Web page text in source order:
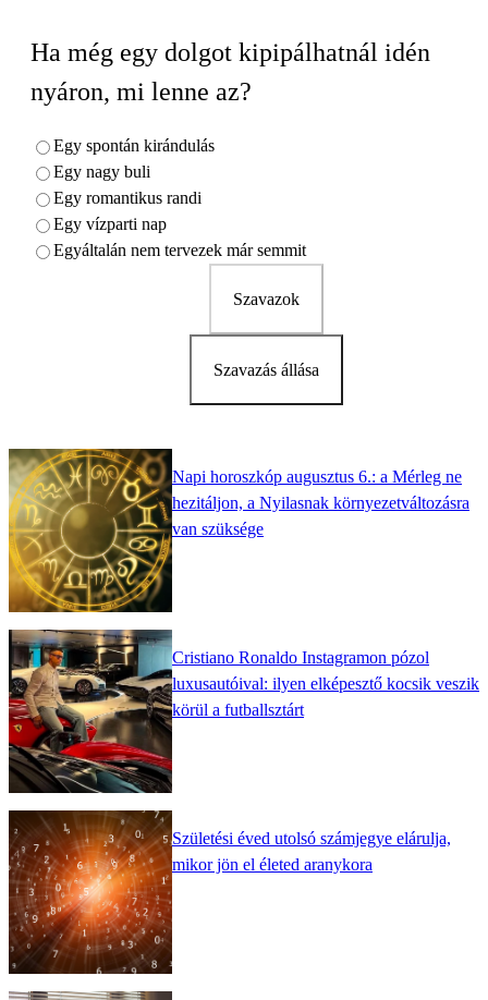
Ha még egy dolgot kipipálhatnál idén
nyáron, mi lenne az?
Egy spontán kirándulás
Egy nagy buli
Egy romantikus randi
Egy vízparti nap
Egyáltalán nem tervezek már semmit
Szavazok
Szavazás állása
Napi horoszkóp augusztus 6.: a Mérleg ne
hezitáljon, a Nyilasnak környezetváltozásra
van szüksége
Cristiano Ronaldo Instagramon pózol
luxusautóival: ilyen elképesztő kocsik veszik
körül a futballsztárt
Születési éved utolsó számjegye elárulja,
mikor jön el életed aranykora